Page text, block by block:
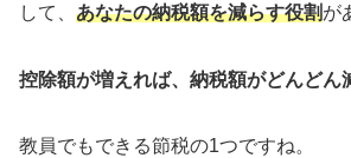
して、 あなたの納税額を減らす役割が
控除額が増えれば、納税額がどんどん
教員でもできる節税の1つですね。